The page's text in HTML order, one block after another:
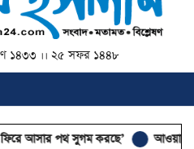
১৪৩৩ ।। ২৫ সফর ১৪৪৮
পথ সুগম করছে’ আওয়ামী নৃশংসতার